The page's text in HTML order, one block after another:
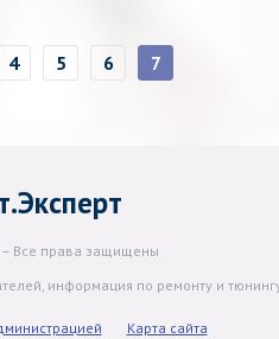
4 5 6 7
Все права защищены
информация по ремонту и
Карта сайта